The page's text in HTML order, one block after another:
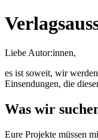
Liebe Autor:innen,
es ist soweit, wir
Einsendungen, die
Was wir
Eure Projekte müssen